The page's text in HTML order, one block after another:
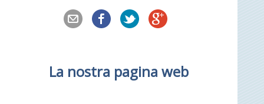
La nostra pagina web